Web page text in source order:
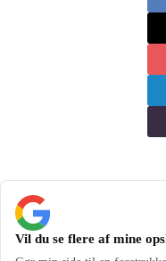
Vil du se flere af mine